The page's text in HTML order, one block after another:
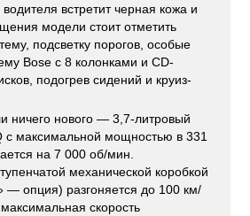
встретит черная кожа и
модели стоит отметить
подсветку порогов, особые
Bose с 8 колонками и CD-
подогрев сидений и круиз-
ничего нового — 3,7-литровый
с максимальной мощностью в 331
на 7 000 об/мин.
механической коробкой
— опция) разгоняется до 100 км/
скорость